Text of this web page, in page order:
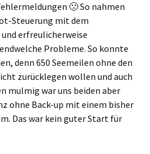
🙁 So nahmen
Steuerung mit dem
erfreulicherweise
Probleme. So konnte
denn 650 Seemeilen ohne den
zurücklegen wollen und auch
mulmig war uns beiden aber
ohne Back-up mit einem bisher
Das war kein guter Start für